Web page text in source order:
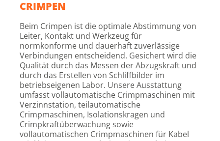
CRIMPEN
Beim Crimpen ist die optimale Abstimmung von
Leiter, Kontakt und Werkzeug für
normkonforme und dauerhaft zuverlässige
Verbindungen entscheidend. Gesichert wird die
Qualität durch das Messen der Abzugskraft und
durch das Erstellen von Schliffbilder im
betriebseigenen Labor. Unsere Ausstattung
umfasst vollautomatische Crimpmaschinen mit
Verzinnstation, teilautomatische
Crimpmaschinen, Isolationskragen und
Crimpkraftüberwachung sowie
vollautomatischen Crimpmaschinen für Kabel